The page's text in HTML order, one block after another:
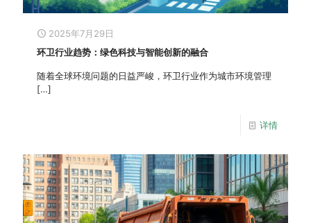
2025年7月29日
环卫行业趋势：绿色科技与智能创新的融合
随着全球环境问题的日益严峻，环卫行业作为城市环境管理
[…]
详情